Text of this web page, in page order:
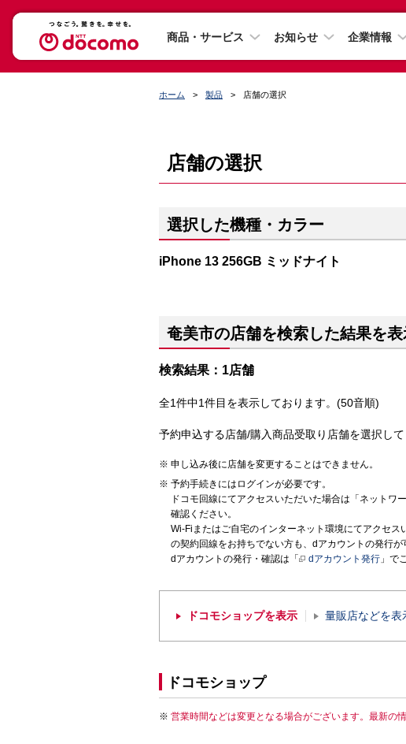
商品・サービス お知らせ 企業情報
ホーム 製品 店舗の選択
店舗の選択
選択した機種・カラー
iPhone 13 256GB ミッドナイト
奄美市の店舗を検索した結果を
検索結果：1店舗
全1件中1件目を表示しております。(50音順)
予約申込する店舗/購入商品受取り店舗を選択して
申し込み後に店舗を変更することはできません。
予約手続きにはログインが必要です。
ドコモ回線にてアクセスいただいた場合は「ネットワ
確認ください。
Wi-Fiまたはご自宅のインターネット環境にてアクセ
の契約回線をお持ちでない方も、dアカウントの発行が
dアカウントの発行・確認は「
dアカウント発行 」で
ドコモショップを表示 量販店などを表
ドコモショップ
営業時間などは変更となる場合がございます。最新の